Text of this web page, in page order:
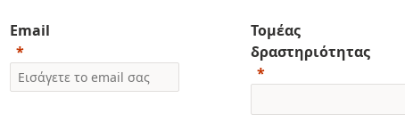
Email
Τομέας
δραστηριότητας